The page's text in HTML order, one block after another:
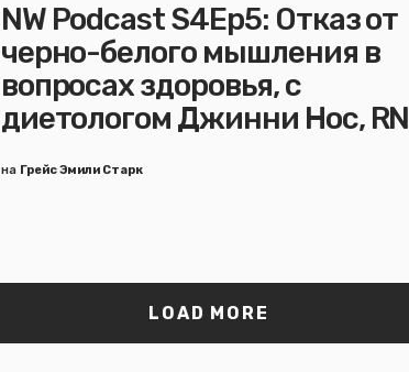
NW Podcast S4Ep5: Отказ от
черно-белого мышления в
вопросах здоровья, с
диетологом Джинни Нос, RN
на Грейс Эмили Старк
LOAD MORE